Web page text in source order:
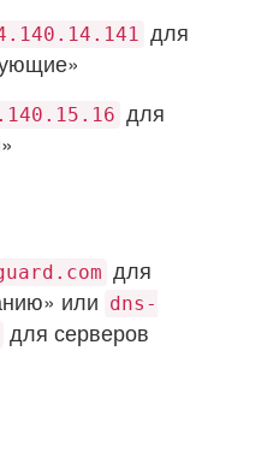
для
для
для
или dns-
для серверов